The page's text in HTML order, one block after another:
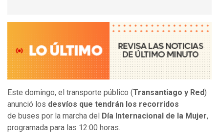
Este domingo, el transporte público (Transantiago y Red)
anunció los desvíos que tendrán los recorridos
de buses por la marcha del
Día Internacional de la Mujer,
programada para las 12:00 horas.